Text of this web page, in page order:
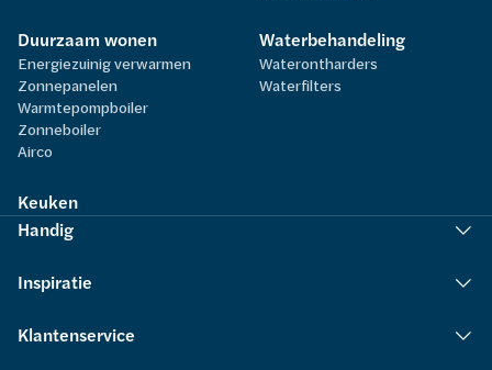
Duurzaam wonen
Energiezuinig verwarmen
Zonnepanelen
Warmtepompboiler
Zonneboiler
Airco
Waterbehandeling
Waterontharders
Waterfilters
Keuken
Handig
Inspiratie
Klantenservice